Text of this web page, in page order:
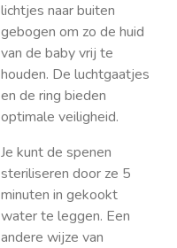
lichtjes naar buiten
gebogen om zo de huid
van de baby vrij te
houden. De luchtgaatjes
en de ring bieden
optimale veiligheid.
Je kunt de spenen
steriliseren door ze 5
minuten in gekookt
water te leggen. Een
andere wijze van